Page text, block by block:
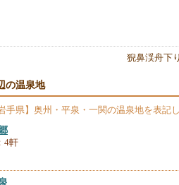
猊鼻渓舟下
の温泉地
手県】奥州・平泉・一関の温泉地を表記し
4軒